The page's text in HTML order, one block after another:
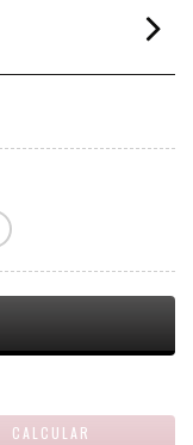
CALCULAR